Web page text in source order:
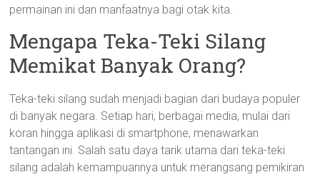
permainan ini dan manfaatnya bagi otak kita.
Mengapa Teka-Teki Silang
Memikat Banyak Orang?
Teka-teki silang sudah menjadi bagian dari budaya populer
di banyak negara. Setiap hari, berbagai media, mulai dari
koran hingga aplikasi di smartphone, menawarkan
tantangan ini. Salah satu daya tarik utama dari teka-teki
silang adalah kemampuannya untuk merangsang pemikiran